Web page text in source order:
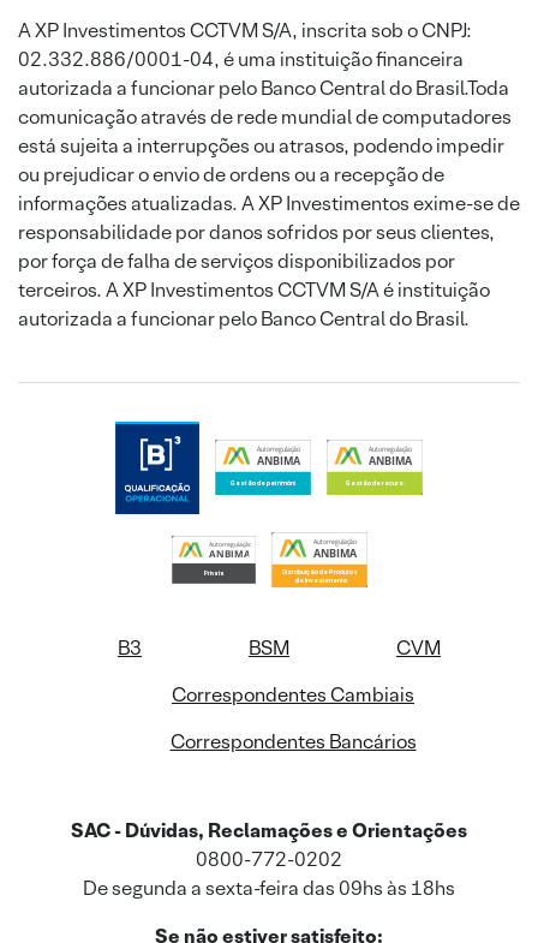
A XP Investimentos CCTVM S/A, inscrita sob o CNPJ:
02.332.886/0001-04, é uma instituição financeira
autorizada a funcionar pelo Banco Central do Brasil.Toda
comunicação através de rede mundial de computadores
está sujeita a interrupções ou atrasos, podendo impedir
ou prejudicar o envio de ordens ou a recepção de
informações atualizadas. A XP Investimentos exime-se de
responsabilidade por danos sofridos por seus clientes,
por força de falha de serviços disponibilizados por
terceiros. A XP Investimentos CCTVM S/A é instituição
autorizada a funcionar pelo Banco Central do Brasil.
B3 BSM
CVM
Correspondentes Cambiais
Correspondentes Bancários
SAC - Dúvidas, Reclamações e Orientações
0800-772-0202
De segunda a sexta-feira das 09hs às 18hs
Se não estiver satisfeito: